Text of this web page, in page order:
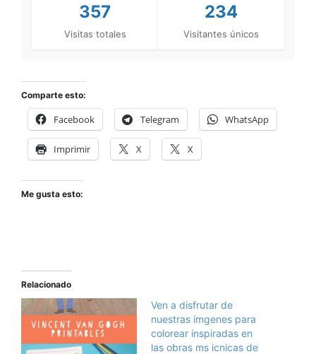
357
Visitas totales
234
Visitantes únicos
Comparte esto:
Facebook Telegram WhatsApp
Imprimir X X
Me gusta esto:
Relacionado
Ven a disfrutar de
nuestras imgenes para
colorear inspiradas en
las obras ms icnicas de